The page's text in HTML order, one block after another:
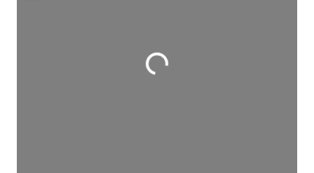
Wird geladen …